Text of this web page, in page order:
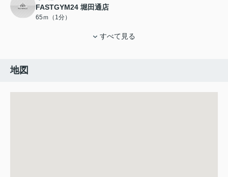
FASTGYM24 堀田通店
65ｍ（1分）
すべて見る
地図